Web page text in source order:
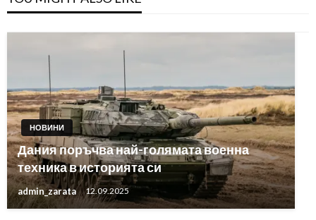
НОВИНИ
Дания поръчва най-голямата военна
техника в историята си
admin_zarata 12.09.2025